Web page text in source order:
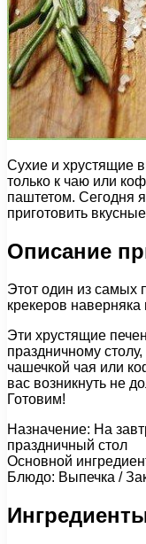
Сухие и хрустящие
только к чаю или
паштетом. Сегодня
приготовить
Описание
Этот один из самых
крекеров наверняка
Эти хрустящие
праздничному
чашечкой чая или
вас возникнуть не
Готовим!
Назначение: На
праздничный стол
Основной
Блюдо: Выпечка /